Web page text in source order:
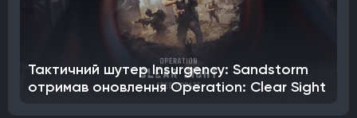
Тактичний шутер Insurgency: Sandstorm
отримав оновлення Operation: Clear Sight